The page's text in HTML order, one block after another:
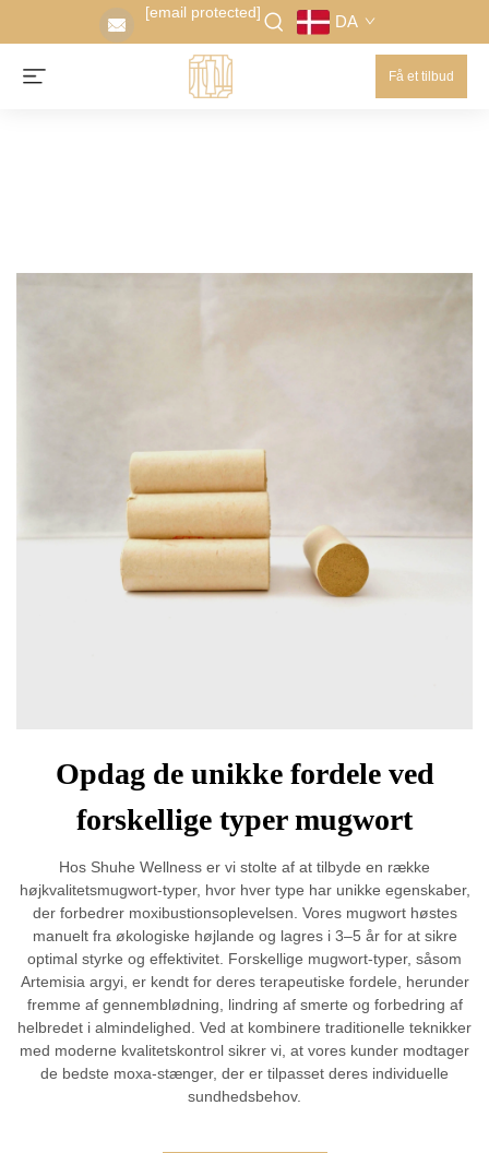
[email protected] DA
Få et tilbud
Opdag de unikke fordele ved
forskellige typer mugwort
Hos Shuhe Wellness er vi stolte af at tilbyde en række
højkvalitetsmugwort-typer, hvor hver type har unikke egenskaber,
der forbedrer moxibustionsoplevelsen. Vores mugwort høstes
manuelt fra økologiske højlande og lagres i 3–5 år for at sikre
optimal styrke og effektivitet. Forskellige mugwort-typer, såsom
Artemisia argyi, er kendt for deres terapeutiske fordele, herunder
fremme af gennemblødning, lindring af smerte og forbedring af
helbredet i almindelighed. Ved at kombinere traditionelle teknikker
med moderne kvalitetskontrol sikrer vi, at vores kunder modtager
de bedste moxa-stænger, der er tilpasset deres individuelle
sundhedsbehov.